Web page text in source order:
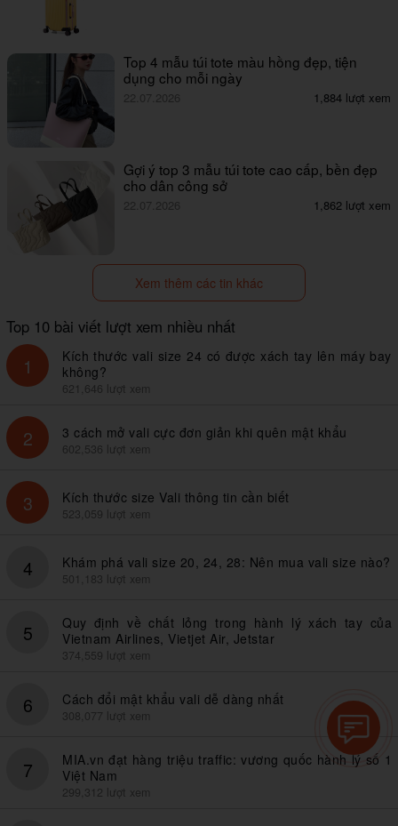
Top 4 mẫu túi tote màu hồng đẹp, tiện
dụng cho mỗi ngày
22.07.2026 1,884 lượt xem
Gợi ý top 3 mẫu túi tote cao cấp, bền đẹp
cho dân công sở
22.07.2026 1,862 lượt xem
Xem thêm các tin khác
Top 10 bài viết lượt xem nhiều nhất
1
Kích thước vali size 24 có được xách tay lên máy bay
không?
621,646 lượt xem
2 3 cách mở vali cực đơn giản khi quên mật khẩu
602,536 lượt xem
3 Kích thước size Vali thông tin cần biết
523,059 lượt xem
4 Khám phá vali size 20, 24, 28: Nên mua vali size nào?
501,183 lượt xem
5
Quy định về chất lỏng trong hành lý xách tay của
Vietnam Airlines, Vietjet Air, Jetstar
374,559 lượt xem
6 Cách đổi mật khẩu vali dễ dàng nhất
308,077 lượt xem
7
MIA.vn đạt hàng triệu traffic: vương quốc hành lý số 1
Việt Nam
299,312 lượt xem